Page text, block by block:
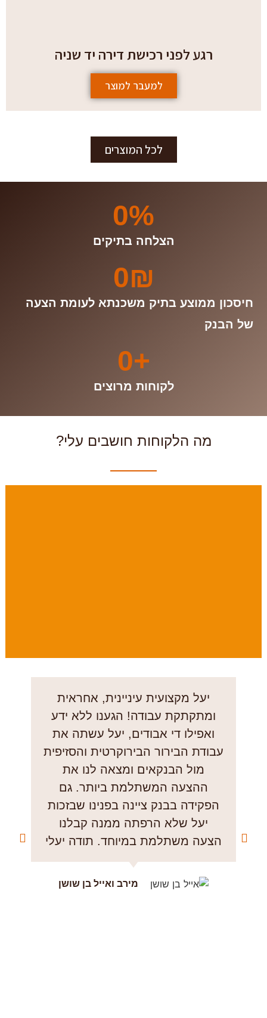
רגע לפני רכישת דירה יד שניה
למעבר למוצר
לכל המוצרים
הצלחה בתיקים
%
0
חיסכון ממוצע בתיק משכנתא לעומת הצעה
של הבנק
₪
0
לקוחות מרוצים
+
0
מה הלקוחות חושבים עלי?
יעל מקצועית עיניינית, אחראית
ומתקתקת עבודה! הגענו ללא ידע
ואפילו די אבודים, יעל עשתה את
עבודת הבירור הבירוקרטית והסזיפית
מול הבנקאים ומצאה לנו את
ההצעה המשתלמת ביותר. גם
הפקידה בבנק ציינה בפנינו שבזכות
יעל שלא הרפתה ממנה קבלנו
הצעה משתלמת במיוחד. תודה יעלי
מירב ואייל בן שושן